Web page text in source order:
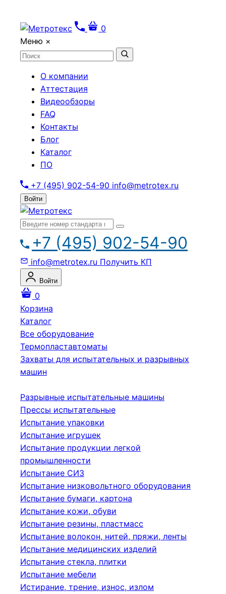
0
Меню ×
О компании
Аттестация
Видеообзоры
FAQ
Контакты
Блог
Каталог
ПО
+7 (495) 902-54-90 info@metrotex.ru
Войти
+7 (495) 902-54-90
info@metrotex.ru Получить КП
Войти
0
Корзина
Каталог
Все оборудование
Термопластавтоматы
Захваты для испытательных и разрывных
машин
Разрывные испытательные машины
Прессы испытательные
Испытание упаковки
Испытание игрушек
Испытание продукции легкой
промышленности
Испытание СИЗ
Испытание низковольтного оборудования
Испытание бумаги, картона
Испытание кожи, обуви
Испытание резины, пластмасс
Испытание волокон, нитей, пряжи, ленты
Испытание медицинских изделий
Испытание стекла, плитки
Испытание мебели
Истирание, трение, износ, излом